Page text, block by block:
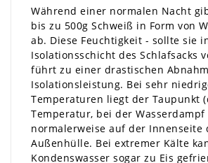
Während einer normalen Nacht
bis zu 500g Schweiß in Form von
ab. Diese Feuchtigkeit - sollte sie
Isolationsschicht des Schlafsacks
führt zu einer drastischen
Isolationsleistung. Bei sehr
Temperaturen liegt der Taupunkt
Temperatur, bei der
normalerweise auf der Innenseite
Außenhülle. Bei extremer Kälte
Kondenswasser sogar zu Eis